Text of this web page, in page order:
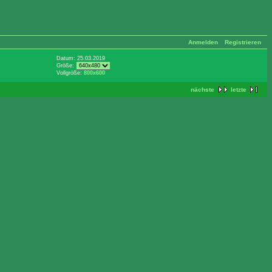
Anmelden Registrieren
Datum: 25.03.2019
Größe:
Vollgröße: 800x600
nächste letzte